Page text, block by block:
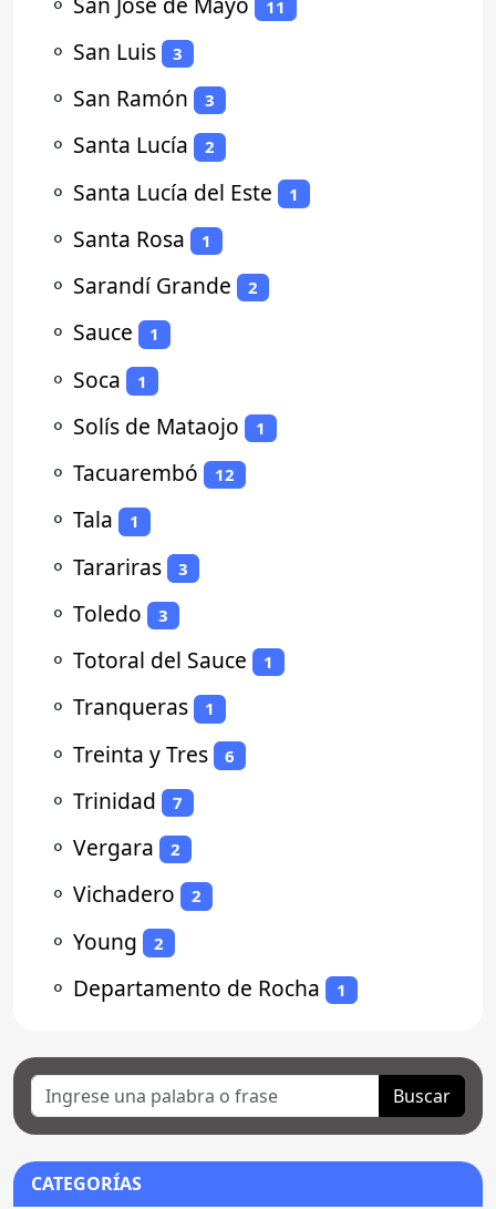
11
⚬ San Luis 3
⚬ San Ramón 3
⚬ Santa Lucía 2
⚬ Santa Lucía del Este 1
⚬ Santa Rosa 1
⚬ Sarandí Grande 2
⚬ Sauce 1
⚬ Soca 1
⚬ Solís de Mataojo 1
⚬ Tacuarembó 12
⚬ Tala 1
⚬ Tarariras 3
⚬ Toledo 3
⚬ Totoral del Sauce 1
⚬ Tranqueras 1
⚬ Treinta y Tres 6
⚬ Trinidad 7
⚬ Vergara 2
⚬ Vichadero 2
⚬ Young 2
⚬ Departamento de Rocha 1
Buscar
CATEGORÍAS